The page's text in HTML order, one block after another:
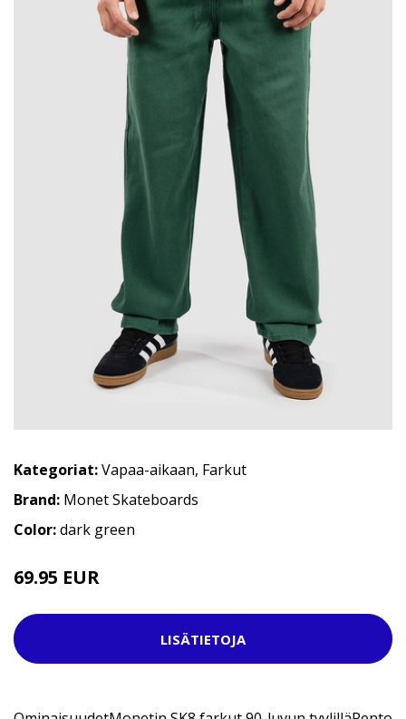
Kategoriat:Vapaa-aikaan, Farkut
Brand: Monet Skateboards
Color:dark green
69.95 EUR
LISÄTIETOJA